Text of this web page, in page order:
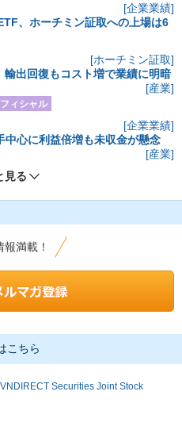
[企業業績]
、ホーチミン証取への上場は6
[ホーチミン証取]
出回復もコスト増で業績に明暗
[産業]
ィシャル
[企業業績]
心に利益倍増も未収金が懸念
[産業]
見る
満載！
こちら
Securities Joint Stock